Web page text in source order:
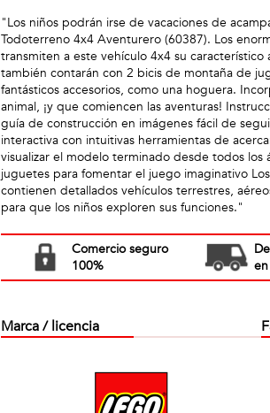
"Los niños podrán irse de vacaciones de
Todoterreno 4x4 Aventurero (60387). Los
transmiten a este vehículo 4x4 su
también contarán con 2 bicis de montaña de
fantásticos accesorios, como una hoguera.
animal, ¡y que comiencen las aventuras!
guía de construcción en imágenes fácil de
interactiva con intuitivas herramientas de
visualizar el modelo terminado desde todos
juguetes para fomentar el juego imaginativo
contienen detallados vehículos terrestres,
para que los niños exploren sus funciones."
Comercio seguro
100%
Marca / licencia